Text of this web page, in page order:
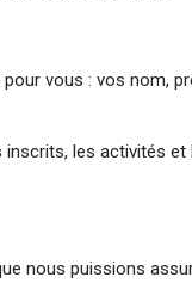
vous : vos nom,
les activités
nous puissions